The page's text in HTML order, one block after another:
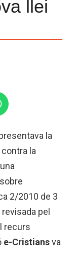
llei
la
contra la
2/2010 de 3
pel
recurs
e-Cristiansva